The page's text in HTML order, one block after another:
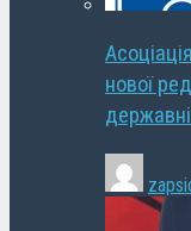
нової
державні